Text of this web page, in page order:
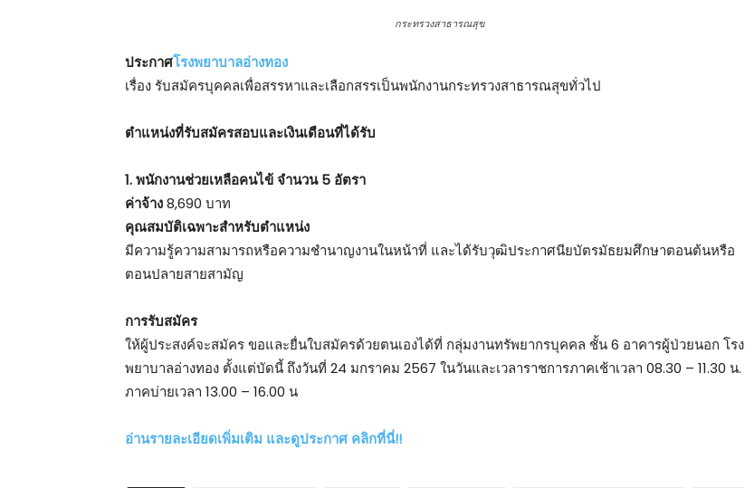
กระทรวงสาธารณสุข
ประกาศโรงพยาบาลอ่างทอง
เรื่อง รับสมัครบุคคลเพื่อสรรหาและเลือกสรรเป็นพนักงานกระทรวงสาธารณสุขทั่วไป
ตําแหน่งที่รับสมัครสอบและเงินเดือนที่ได้รับ
1. พนักงานช่วยเหลือคนไข้ จำนวน 5 อัตรา
ค่าจ้าง8,690 บาท
คุณสมบัติเฉพาะสำหรับตำแหน่ง
มีความรู้ความสามารถหรือความชำนาญงานในหน้าที่ และได้รับวุฒิประกาศนียบัตรมัธยมศึกษาตอนต้นหรือ
ตอนปลายสายสามัญ
การรับสมัคร
ให้ผู้ประสงค์จะสมัคร ขอและยื่นใบสมัครด้วยตนเองได้ที่ กลุ่มงานทรัพยากรบุคคล ชั้น 6 อาคารผู้ป่วยนอก โรง
พยาบาลอ่างทอง ตั้งแต่บัดนี้ ถึงวันที่ 24 มกราคม 2567 ในวันและเวลาราชการภาคเช้าเวลา 08.30 – 11.30 น.
ภาคบ่ายเวลา 13.00 – 16.00 น
อ่านรายละเอียดเพิ่มเติม และดูประกาศ คลิกที่นี่!!